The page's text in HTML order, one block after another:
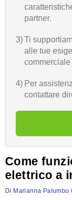
partner.
3)Ti
alle tue
commerciale
4) Per
contattare
Come
elettrico a
Di Marianna Palumbo